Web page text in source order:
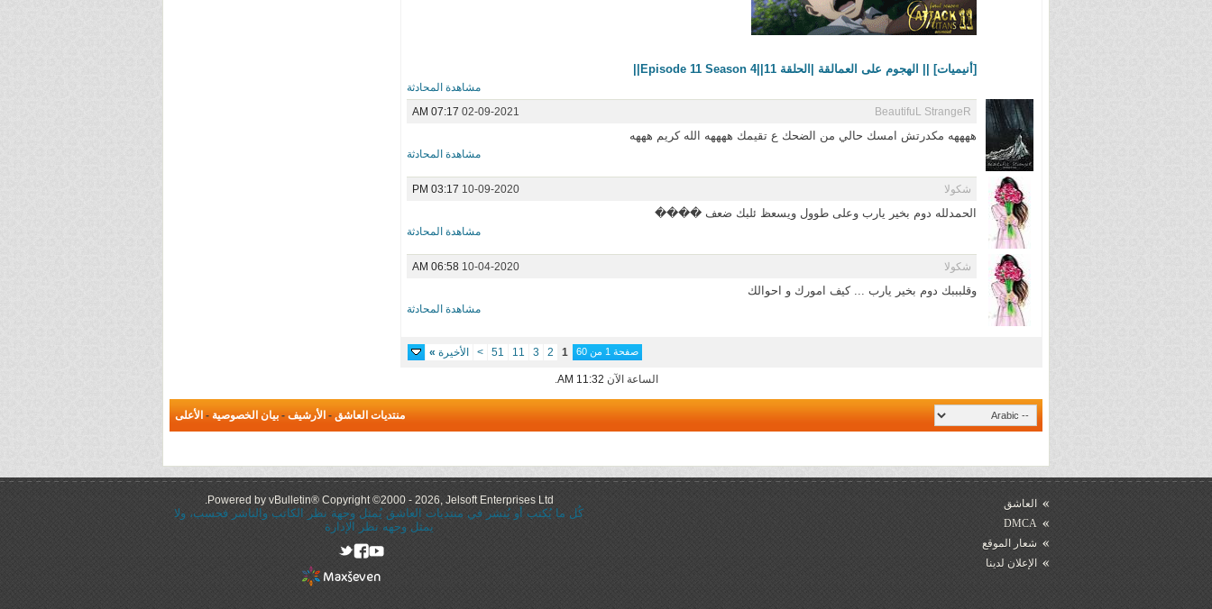
[أنيميات] || الهجوم على العمالقة |الحلقة 11||Episode 11 Season 4||
مشاهدة المحادثة
02-09-2021
07:17 AM BeautifuL StrangeR
ههههه مكدرتش امسك حالي من الضحك ع تقيمك ههههه الله كريم هههه
مشاهدة المحادثة
10-09-2020
03:17 PM شكولا
الحمدلله دوم بخير يارب وعلى طوول ويسعظ ئلبك ضعف ����
مشاهدة المحادثة
10-04-2020
06:58 AM شكولا
وقلبببك دوم بخير يارب ... كيف امورك و احوالك
مشاهدة المحادثة
صفحة 1 من 60 1
2
3
11
51
> الأخيرة »
الساعة الآن 11:32 AM
.
منتديات العاشق - الأرشيف - بيان الخصوصية - الأعلى
العاشق
DMCA
شعار الموقع
الإعلان لدينا
Powered by vBulletin® Copyright ©2000 - 2026, Jelsoft Enterprises Ltd.
كُل ما يُكتب أو يُنشر في منتديات العاشق يُمثل وجهة نظر الكاتب والناشر فحسب، ولا
يمثل وجهه نظر الإدارة